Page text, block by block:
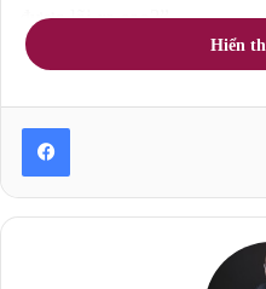
được lãi ra sao?”.
lâu rồi”.
…
Hiển